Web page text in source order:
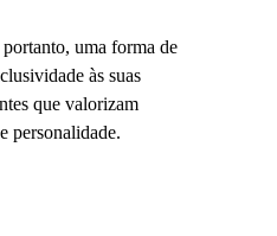
uma forma de
às suas
que valorizam
personalidade.